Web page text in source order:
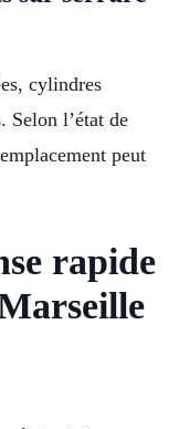
cylindres
Selon l’état de
peut
rapide